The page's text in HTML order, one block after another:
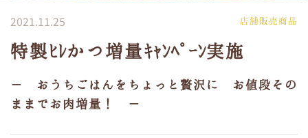
2021.11.25 店舗販売商品
特製ﾋﾚかつ増量ｷｬﾝﾍﾟｰﾝ実施
－ おうちごはんをちょっと贅沢に お値段その
ままでお肉増量！ －